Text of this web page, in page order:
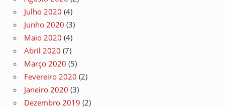
Julho 2020 (4)
Junho 2020 (3)
Maio 2020 (4)
Abril 2020 (7)
Março 2020 (5)
Fevereiro 2020 (2)
Janeiro 2020 (3)
Dezembro 2019 (2)